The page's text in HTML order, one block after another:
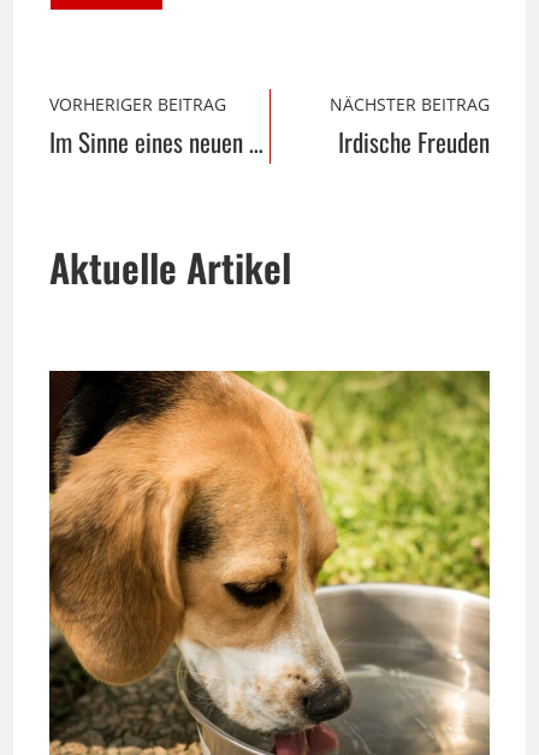
VORHERIGER BEITRAG
Im Sinne eines neuen Miteinanders
NÄCHSTER BEITRAG
Irdische Freuden
Aktuelle Artikel